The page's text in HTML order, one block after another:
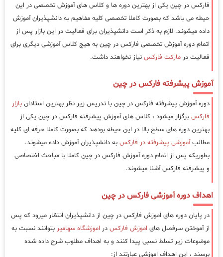
فارکس در چین یکی از بهترین دوره ها و کلاس های آموزش تخصصی در این
حیطه می باشد که بصورت کاملا تخصصی کلیه مفاهیم به دانشپذیران آموزش
داده میشوند. لازم به ذکر است دانشپذیران برای فعالیت در این بازار پس از
اتمام دوره آموزش تخصصی فارکس در چین به هیج کلاس آموزشی دیگری برای
فعالیت در مارکت فارکس نیاز نخواهند داشت.
آموزش پیشرفته فارکس در چین
دوره آموزش پیشرفته فارکس در چین با تدریس زیر نظر بهترین استادان بازار
فارکس برگزار میشود ، کلاس های آموزش پیشرفته فارکس در چین یکی از
بهترین دوره های سطح بالا در این حیطه بودهد که بصورت کاملا حرفه ای کلیه
مطالبآموزشی پیشرفته در فارکس به دانشپذیران آموزش داده میشوند.
بطوریکه پس از اتمام دوره آموزش فارکس در چین کاملا با مباحث اختصاصی
و پیشرفته فارکس آشنا میشوند.
اهداف دوره آموزشی فارکس در چین
در پایان دوره های اموزش فارکس در چین از دانشپذیران انتظار میرود که پس
از آموختن سرفصل های اموزش فارکس در اموزشگاه سهامیر بتوانند نسبت به
موضوعات زیر تسلط نسبی پیدا کنند و به اهداف مطلوب شرح داده شده
برسند ، این اهداف اموزشی عبارتند از: